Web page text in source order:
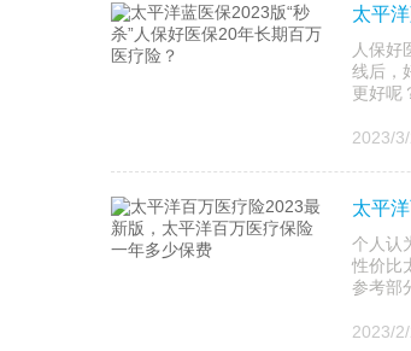
太平
人保好
线后，
更好呢
2023/
太平
个人认
性价比
参考部
2023/